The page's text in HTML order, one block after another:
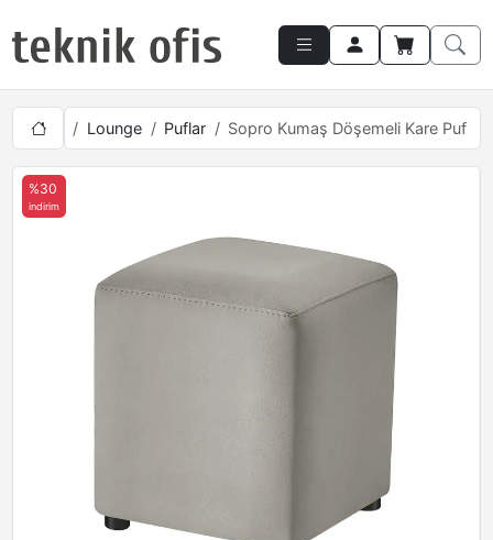
Lounge Puflar Sopro Kumaş Döşemeli Kare Puf
%30
indirim